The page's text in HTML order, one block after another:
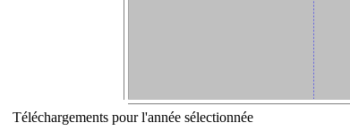
Téléchargements pour l'année sélectionnée